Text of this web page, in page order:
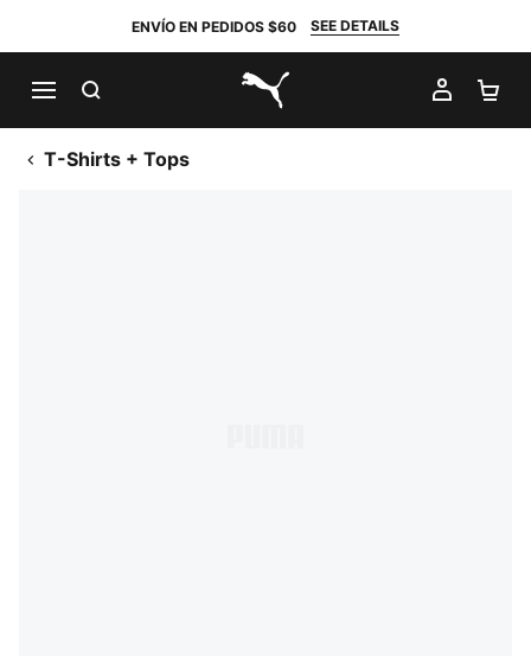
ENVÍO EN PEDIDOS $60 SEE DETAILS
PUMA.com
MI
T-Shirts + Tops